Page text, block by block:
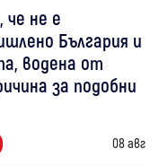
че не е
България и
водена от
за подобни
08 авг